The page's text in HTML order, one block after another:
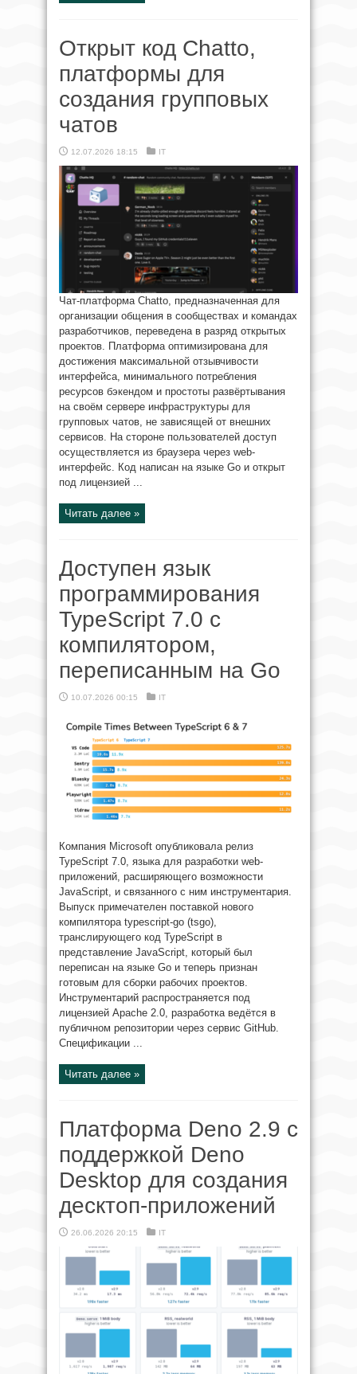
Открыт код Chatto,
платформы для
создания групповых
чатов
12.07.2026 18:15 IT
Чат-платформа Chatto, предназначенная для
организации общения в сообществах и командах
разработчиков, переведена в разряд открытых
проектов. Платформа оптимизирована для
достижения максимальной отзывчивости
интерфейса, минимального потребления
ресурсов бэкендом и простоты развёртывания
на своём сервере инфраструктуры для
групповых чатов, не зависящей от внешних
сервисов. На стороне пользователей доступ
осуществляется из браузера через web-
интерфейс. Код написан на языке Go и открыт
под лицензией ...
Читать далее »
Доступен язык
программирования
TypeScript 7.0 с
компилятором,
переписанным на Go
10.07.2026 00:15 IT
Компания Microsoft опубликовала релиз
TypeScript 7.0, языка для разработки web-
приложений, расширяющего возможности
JavaScript, и связанного с ним инструментария.
Выпуск примечателен поставкой нового
компилятора typescript-go (tsgo),
транслирующего код TypeScript в
представление JavaScript, который был
переписан на языке Go и теперь признан
готовым для сборки рабочих проектов.
Инструментарий распространяется под
лицензией Apache 2.0, разработка ведётся в
публичном репозитории через сервис GitHub.
Спецификации ...
Читать далее »
Платформа Deno 2.9 c
поддержкой Deno
Desktop для создания
десктоп-приложений
26.06.2026 20:15 IT